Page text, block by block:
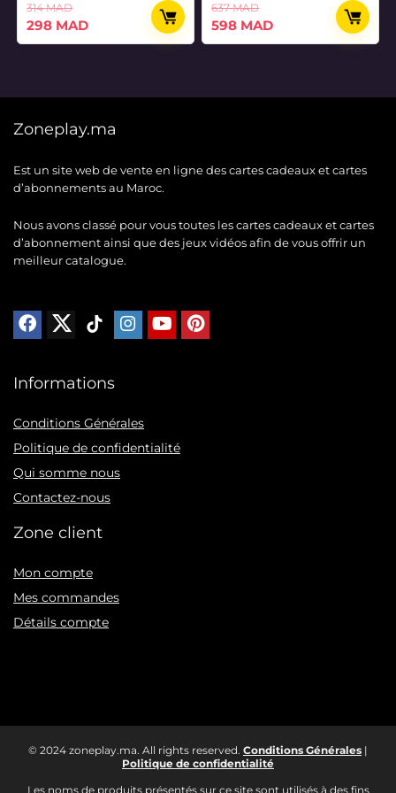
314MAD
Le
prix
314 MAD.
298 MADLe
prix
298 MAD.
637MAD
Le
prix
637 MAD.
598 MADLe
prix
598 MAD.
Zoneplay.ma
Est un site web de vente en ligne des cartes cadeaux et cartes
d’abonnements au Maroc.
Nous avons classé pour vous toutes les cartes cadeaux et cartes
d’abonnement ainsi que des jeux vidéos afin de vous offrir un
meilleur catalogue.
Informations
Conditions Générales
Politique de confidentialité
Qui somme nous
Contactez-nous
Zone client
Mon compte
Mes commandes
Détails compte
© 2024 zoneplay.ma. All rights reserved. Conditions Générales |
Politique de confidentialité
Les noms de produits présentés sur ce site sont utilisés à des fins